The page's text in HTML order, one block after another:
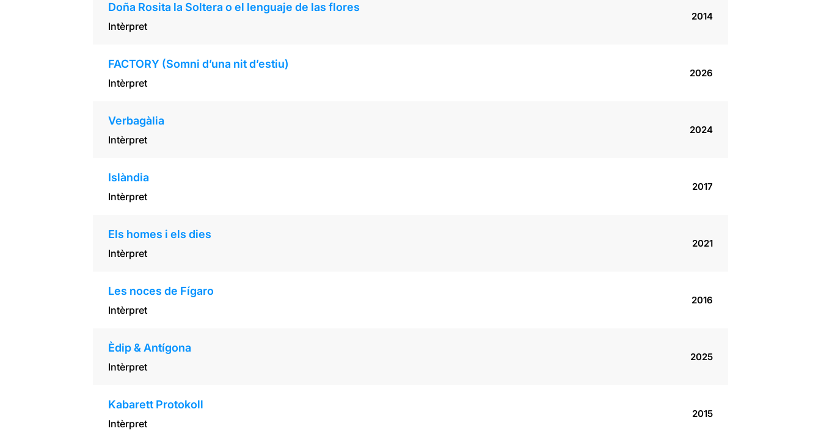
Doña Rosita la Soltera o el lenguaje de las flores
Intèrpret
2014
FACTORY (Somni d’una nit d’estiu)
Intèrpret
2026
Verbagàlia
Intèrpret
2024
Islàndia
Intèrpret
2017
Els homes i els dies
Intèrpret
2021
Les noces de Fígaro
Intèrpret
2016
Èdip & Antígona
Intèrpret
2025
Kabarett Protokoll
Intèrpret
2015